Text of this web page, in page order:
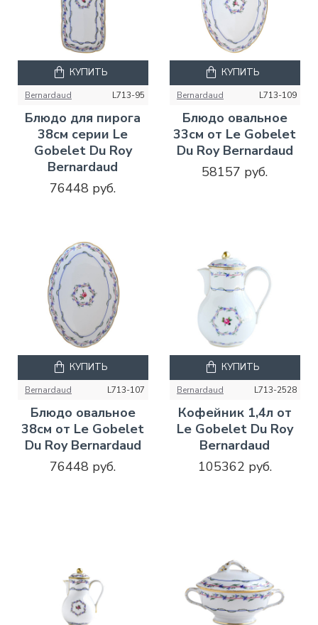
Bernardaud L713-95
Блюдо для пирога
38см серии Le
Gobelet Du Roy
Bernardaud
76448 руб.
КУПИТЬ
Bernardaud L713-109
Блюдо овальное
33см от Le Gobelet
Du Roy Bernardaud
58157 руб.
КУПИТЬ
Bernardaud L713-107
Блюдо овальное
38см от Le Gobelet
Du Roy Bernardaud
76448 руб.
КУПИТЬ
Bernardaud L713-2528
Кофейник 1,4л от
Le Gobelet Du Roy
Bernardaud
105362 руб.
КУПИТЬ